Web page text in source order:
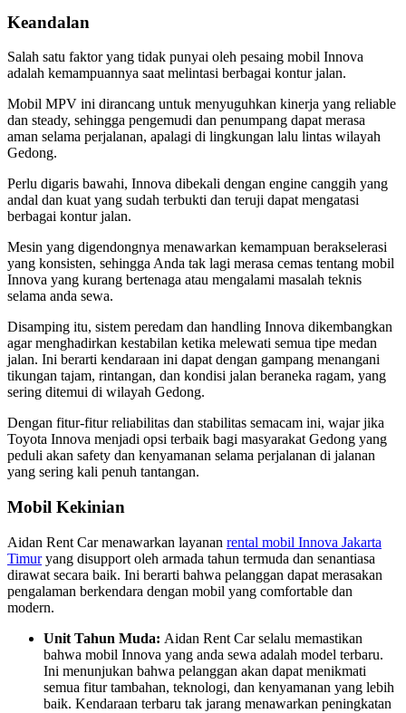
Keandalan
Salah satu faktor yang tidak punyai oleh pesaing mobil Innova
adalah kemampuannya saat melintasi berbagai kontur jalan.
Mobil MPV ini dirancang untuk menyuguhkan kinerja yang reliable
dan steady, sehingga pengemudi dan penumpang dapat merasa
aman selama perjalanan, apalagi di lingkungan lalu lintas wilayah
Gedong.
Perlu digaris bawahi, Innova dibekali dengan engine canggih yang
andal dan kuat yang sudah terbukti dan teruji dapat mengatasi
berbagai kontur jalan.
Mesin yang digendongnya menawarkan kemampuan berakselerasi
yang konsisten, sehingga Anda tak lagi merasa cemas tentang mobil
Innova yang kurang bertenaga atau mengalami masalah teknis
selama anda sewa.
Disamping itu, sistem peredam dan handling Innova dikembangkan
agar menghadirkan kestabilan ketika melewati semua tipe medan
jalan. Ini berarti kendaraan ini dapat dengan gampang menangani
tikungan tajam, rintangan, dan kondisi jalan beraneka ragam, yang
sering ditemui di wilayah Gedong.
Dengan fitur-fitur reliabilitas dan stabilitas semacam ini, wajar jika
Toyota Innova menjadi opsi terbaik bagi masyarakat Gedong yang
peduli akan safety dan kenyamanan selama perjalanan di jalanan
yang sering kali penuh tantangan.
Mobil Kekinian
Aidan Rent Car menawarkan layanan rental mobil Innova Jakarta
Timuryang disupport oleh armada tahun termuda dan senantiasa
dirawat secara baik. Ini berarti bahwa pelanggan dapat merasakan
pengalaman berkendara dengan mobil yang comfortable dan
modern.
Unit Tahun Muda: Aidan Rent Car selalu memastikan
bahwa mobil Innova yang anda sewa adalah model terbaru.
Ini menunjukan bahwa pelanggan akan dapat menikmati
semua fitur tambahan, teknologi, dan kenyamanan yang lebih
baik. Kendaraan terbaru tak jarang menawarkan peningkatan